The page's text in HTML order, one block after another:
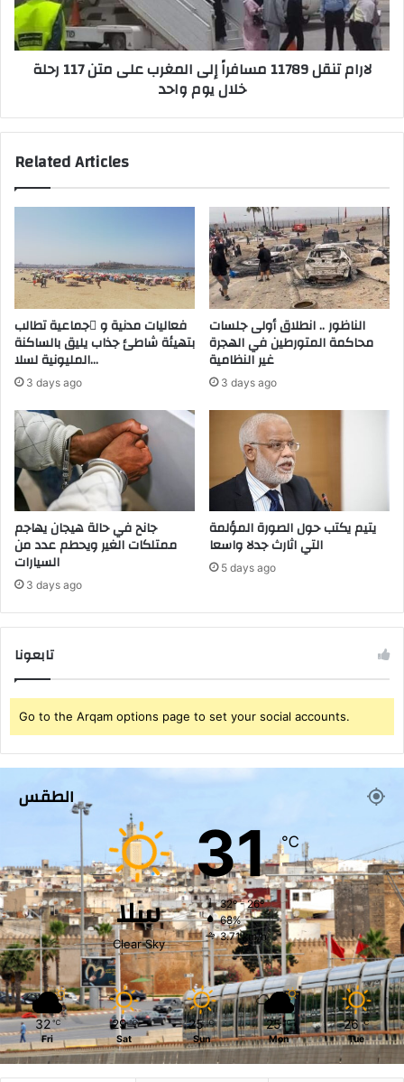
ي
ر
ي
ا
ي
ا
ي
ا
ع
ا
ل
أ
ن
ش
ط
ل
ر
س
ي
ن
ق
ل
م
إ
ا
غ
ر
ب
ع
ل
ى
ت
ن
1
1
ر
ل
ل
ي
م
ح
د
لارام تنقل 11789 مسافراً إلى المغرب على متن 117 رحلة
خلال يوم واحد
Related Articles
فعاليات مدنية و َجماعية تطالب
بتهيئة شاطئ جذاب يليق بالساكنة
المليونية لسلا…
3 days ago
الناظور .. انطلاق أولى جلسات
محاكمة المتورطين في الهجرة
غير النظامية
3 days ago
جانح في حالة هيجان يهاجم
ممتلكات الغير ويحطم عدد من
السيارات
3 days ago
يتيم يكتب حول الصورة المؤلمة
التي اثارث جدلا واسعا
5 days ago
تابعونا
Go to the Arqam options page to set your social accounts.
الطقس
سلا
Clear Sky
31℃
32º - 26º
68%
3.71 km/h
32 ℃
Fri
29 ℃
Sat
25 ℃
Sun
25 ℃
Mon
26 ℃
Tue